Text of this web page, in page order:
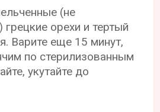
(не
орехи и тертый
Варите еще 15 минут,
по стерилизованным
укутайте до